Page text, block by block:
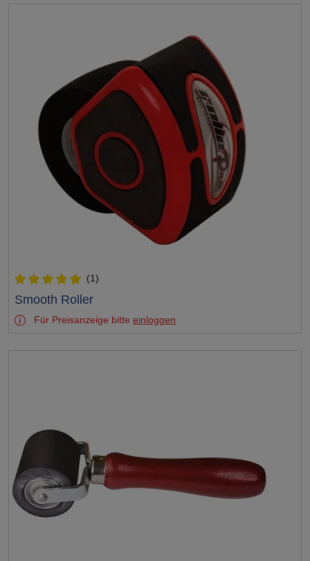
(1)
Test
Smooth Roller
Für Preisanzeige bitte einloggen